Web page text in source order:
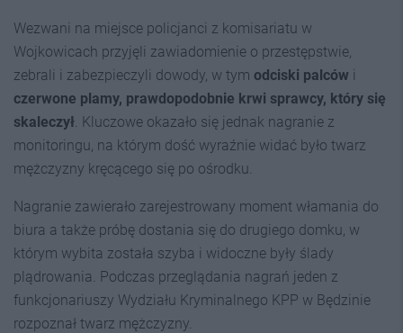
Wezwani na miejsce policjanci z komisariatu w
Wojkowicach przyjęli zawiadomienie o przestępstwie,
zebrali i zabezpieczyli dowody, w tym odciski palców i
czerwone plamy, prawdopodobnie krwi sprawcy, który się
skaleczył. Kluczowe okazało się jednak nagranie z
monitoringu, na którym dość wyraźnie widać było twarz
mężczyzny kręcącego się po ośrodku.
Nagranie zawierało zarejestrowany moment włamania do
biura a także próbę dostania się do drugiego domku, w
którym wybita została szyba i widoczne były ślady
plądrowania. Podczas przeglądania nagrań jeden z
funkcjonariuszy Wydziału Kryminalnego KPP w Będzinie
rozpoznał twarz mężczyzny.